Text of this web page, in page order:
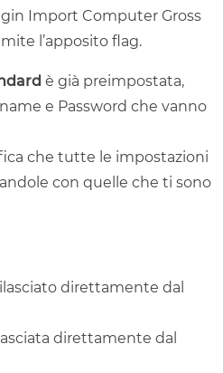
Import Computer Gross
l’apposito flag.
è già preimpostata,
e Password che vanno
che tutte le impostazioni
con quelle che ti sono
direttamente dal
direttamente dal